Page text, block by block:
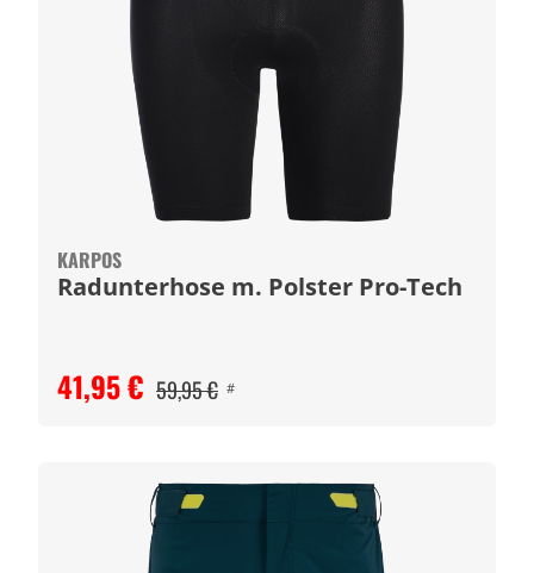
KARPOS
Radunterhose m. Polster Pro-Tech
41,95 € 59,95 € #